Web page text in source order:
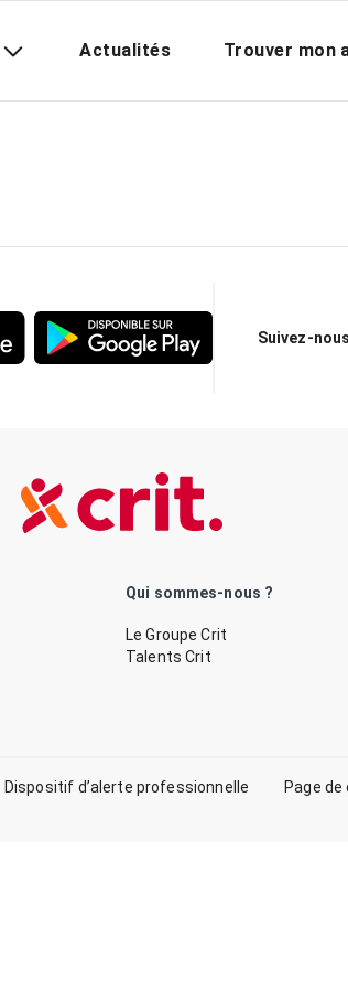
Actualités Trouver mon
Suivez-nous
Qui sommes-nous ?
Le Groupe Crit
Talents Crit
Dispositif d’alerte professionnelle Page